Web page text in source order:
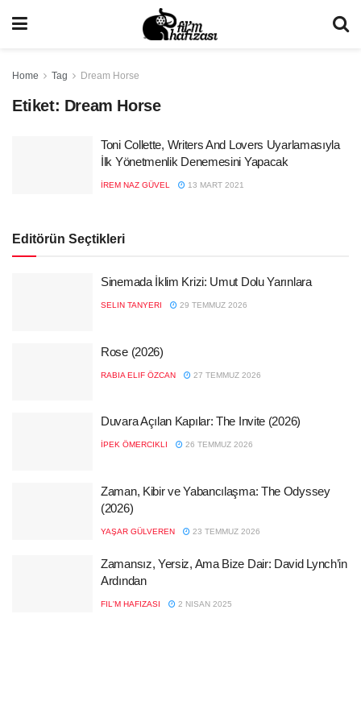
Home Tag Dream Horse
Etiket: Dream Horse
Toni Collette, Writers And Lovers Uyarlamasıyla
İlk Yönetmenlik Denemesini Yapacak
İREM NAZ GÜVEL 13 MART 2021
Editörün Seçtikleri
Sinemada İklim Krizi: Umut Dolu Yarınlara
SELIN TANYERI 29 TEMMUZ 2026
Rose (2026)
RABIA ELIF ÖZCAN 27 TEMMUZ 2026
Duvara Açılan Kapılar: The Invite (2026)
İPEK ÖMERCIKLI 26 TEMMUZ 2026
Zaman, Kibir ve Yabancılaşma: The Odyssey
(2026)
YAŞAR GÜLVEREN 23 TEMMUZ 2026
Zamansız, Yersiz, Ama Bize Dair: David Lynch’in
Ardından
FIL'M HAFIZASI 2 NISAN 2025